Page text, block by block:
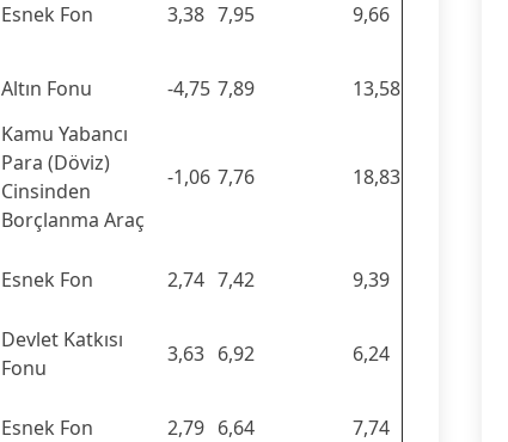
Esnek Fon 3,38 7,95 9,66
Altın Fonu -4,75 7,89 13,58
Kamu Yabancı
Para (Döviz)
Cinsinden
Borçlanma Araç
-1,06 7,76 18,83
Esnek Fon 2,74 7,42 9,39
Devlet Katkısı
Fonu
3,63 6,92 6,24
Esnek Fon 2,79 6,64 7,74